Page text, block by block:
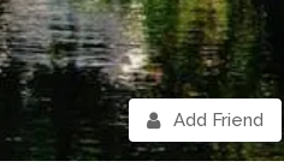
Add Friend